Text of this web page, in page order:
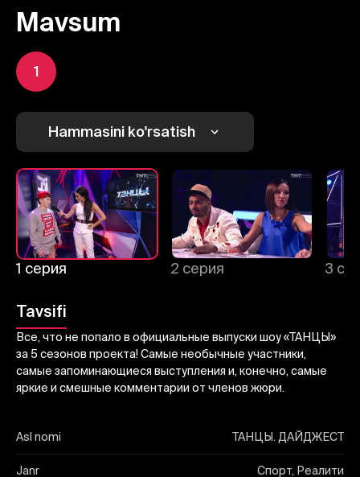
Mavsum
1
Hammasini ko'rsatish
1 серия 2 серия 3
Tavsifi
Все, что не попало в официальные выпуски шоу «ТАНЦЫ»
за 5 сезонов проекта! Самые необычные участники,
самые запоминающиеся выступления и, конечно, самые
яркие и смешные комментарии от членов жюри.
Asl nomi ТАНЦЫ. ДАЙДЖЕСТ
Janr Спорт, Реалити
Yuborish